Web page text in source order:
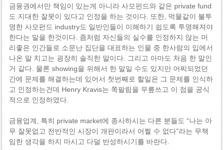
금융권에서만 책임이 있는게 아니라 사모펀드와 같은 private fund
도 지대한 잘못이 있다고 인정을 하는 것이다. 또한, 먹물같이 불투
명한 사모펀드 industry도 일반인들이 이해하기 쉽도록 투명해져야
한다는 말을 한것이다. 좀처럼 자신들의 실수를 인정하지 않는 머
리좋은 인간들로 소문난 집단을 대표하는 인물 중 한사람의 입에서
나온 말 치고는 굉장히 솔직한 말이다. 그리고 아마도 처음 한 말인
거 같다. 물론 showing을 위해서 한 말일 수도 있지만 어찌되었던
간에 문제를 해결하는데 있어서 첫번째로 할일은 그 문제를 인식하
고 인정하는건데 Henry Kravis는 쪽팔림을 무릎쓰고 이 점을 공식
적으로 인정하였다.
금융업계, 특히 private market에 종사하시는 다른 분들도 “나는 아
무 잘못없고 전반적인 시장이 개판이라서 어쩔 수 없다”라는 무책
임한 생각을 하지 마시고 다덜 반성하시기를 바란다.